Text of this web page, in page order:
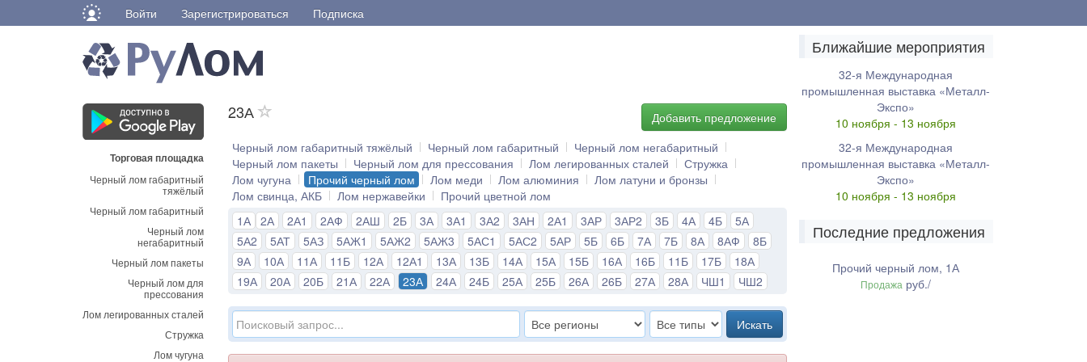
Войти Зарегистрироваться Подписка
Торговая площадка
Черный лом габаритный
тяжёлый
Черный лом габаритный
Черный лом
негабаритный
Черный лом пакеты
Черный лом для
прессования
Лом легированных сталей
Стружка
Лом чугуна
23А
Добавить предложение
Черный лом габаритный тяжёлый
Черный лом габаритный
Черный лом негабаритный
Черный лом пакеты
Черный лом для прессования Лом легированных сталей
Стружка
Лом чугуна
Прочий черный лом Лом меди Лом алюминия
Лом латуни и бронзы
Лом свинца, АКБ
Лом нержавейки
Прочий цветной лом
1А
2А 2А1 2АФ 2АШ 2Б 3А 3А1 3А2 3АН 2А1 3АР 3АР2 3Б 4А 4Б
5А
5А2
5АТ 5АЗ 5АЖ1 5АЖ2 5АЖ3 5АС1 5АС2 5АР 5Б 6Б 7А 7Б 8А 8АФ
8Б
9А
10А 11А 11Б 12А 12А1 13А 13Б 14А 15А 15Б 16А 16Б 11Б 17Б
18А
19А
20А 20Б 21А 22А 23А 24А 24Б 25А 25Б 26А 26Б 27А 28А ЧШ1 ЧШ2
Искать
Ближайшие мероприятия
32-я Международная
промышленная выставка «Металл-
Экспо»
10 ноября - 13 ноября
32-я Международная
промышленная выставка «Металл-
Экспо»
10 ноября - 13 ноября
Последние предложения
Прочий черный лом, 1А
Продажа руб./